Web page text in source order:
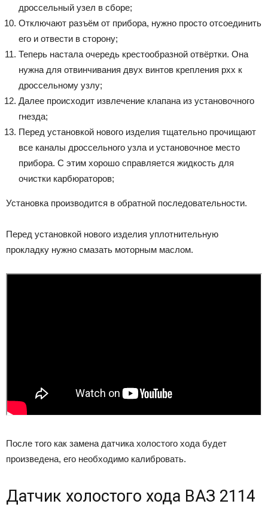
дроссельный узел в сборе;
Отключают разъём от прибора, нужно просто отсоединить
его и отвести в сторону;
Теперь настала очередь крестообразной отвёртки. Она
нужна для отвинчивания двух винтов крепления рхх к
дроссельному узлу;
Далее происходит извлечение клапана из установочного
гнезда;
Перед установкой нового изделия тщательно прочищают
все каналы дроссельного узла и установочное место
прибора. С этим хорошо справляется жидкость для
очистки карбюраторов;
Установка производится в обратной последовательности.
Перед установкой нового изделия уплотнительную
прокладку нужно смазать моторным маслом.
После того как замена датчика холостого хода будет
произведена, его необходимо калибровать.
Датчик холостого хода ВАЗ 2114